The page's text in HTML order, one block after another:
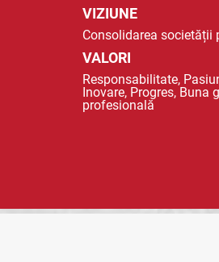
VIZIUNE
Consolidarea societății
VALORI
Responsabilitate,
Inovare, Progres, Buna
profesională